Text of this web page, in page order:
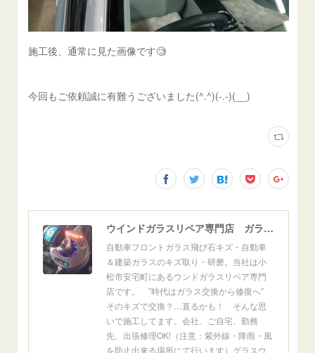
施工後、通常に見た画像です🧐
今回もご依頼誠に有難うございました(^.^)(-.-)(__)
ウインドガラスリペア専門店 ガラスリペア・ヨシダ グラスウェルドジャパン 正規施工店 小松市
自動車フロントガラス飛び石キズ・自動車
＆建築ガラスのキズ取り・研磨。当社は小
松市安宅町にあるウンドガラスリペア専門
店です。 ”時代はガラス交換から修復へ”
そのキズで交換？…直るかも！ そんな思
いで施工してます。会社、ご自宅、勤務
先、出張修理OK!（注意：紫外線・降雨・風
を防止出来る場所にて行います）グラスウ